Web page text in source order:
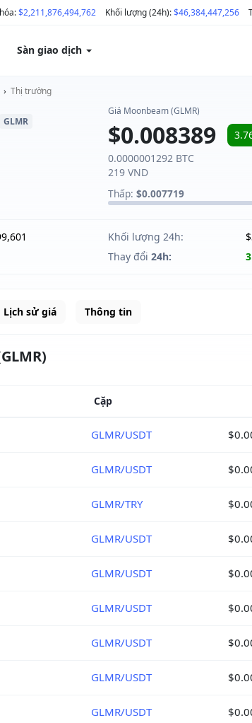
$2,211,876,494,762 Khối lượng (24h):$46,384,447,256
Sàn giao dịch
› Thị trường
GLMR
Giá Moonbeam (GLMR)
$0.008389
0.0000001292 BTC
219 VND
Thấp: $0.007719
Khối lượng 24h:
Thay đổi 24h:
Lịch sử giá Thông tin
Cặp
GLMR/USDT
GLMR/USDT
GLMR/TRY
GLMR/USDT
GLMR/USDT
GLMR/USDT
GLMR/USDT
GLMR/USDT
GLMR/USDT